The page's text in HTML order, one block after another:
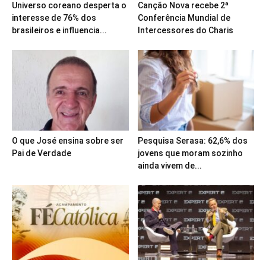
Universo coreano desperta o
interesse de 76% dos
brasileiros e influencia...
Canção Nova recebe 2ª
Conferência Mundial de
Intercessores do Charis
O que José ensina sobre ser
Pai de Verdade
Pesquisa Serasa: 62,6% dos
jovens que moram sozinho
ainda vivem de...